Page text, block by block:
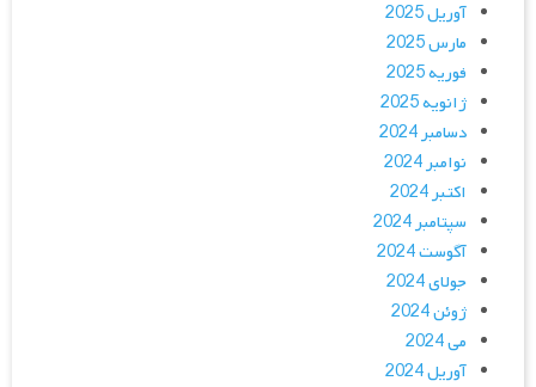
آوریل 2025
مارس 2025
فوریه 2025
ژانویه 2025
دسامبر 2024
نوامبر 2024
اکتبر 2024
سپتامبر 2024
آگوست 2024
جولای 2024
ژوئن 2024
می 2024
آوریل 2024